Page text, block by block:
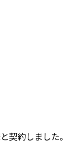
契約しました。